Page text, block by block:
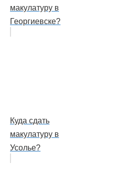
макулатуру в
Георгиевске?
Куда сдать
макулатуру в
Усолье?